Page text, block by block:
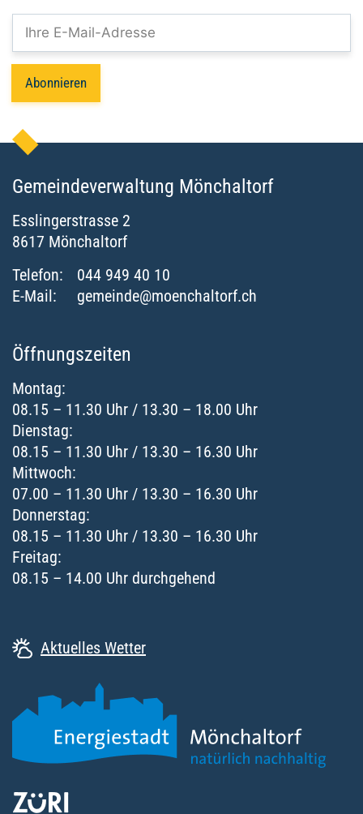
Abonnieren
Gemeindeverwaltung Mönchaltorf
Esslingerstrasse 2
8617 Mönchaltorf
Telefon:
044 949 40 10
E-Mail:
gemeinde@moenchaltorf.ch
Öffnungszeiten
Montag:
08.15 – 11.30 Uhr / 13.30 – 18.00 Uhr
Dienstag:
08.15 – 11.30 Uhr / 13.30 – 16.30 Uhr
Mittwoch:
07.00 – 11.30 Uhr / 13.30 – 16.30 Uhr
Donnerstag:
08.15 – 11.30 Uhr / 13.30 – 16.30 Uhr
Freitag:
08.15 – 14.00 Uhr durchgehend
Aktuelles Wetter